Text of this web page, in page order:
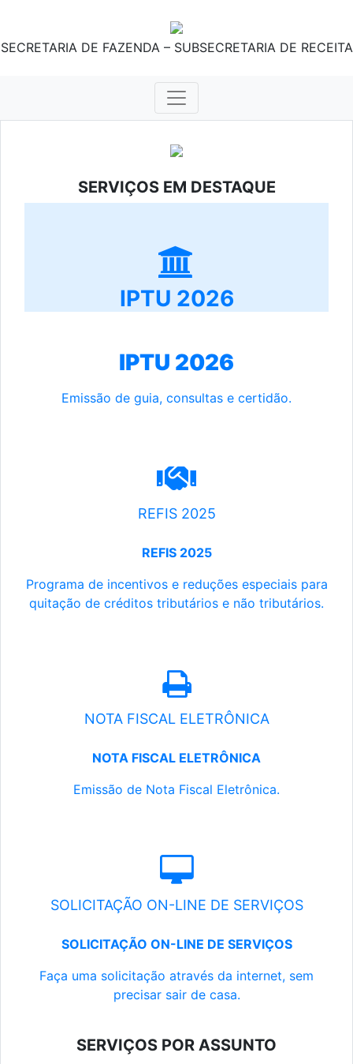
SECRETARIA DE FAZENDA – SUBSECRETARIA DE RECEITA
SERVIÇOS EM DESTAQUE
IPTU 2026
IPTU 2026
Emissão de guia, consultas e certidão.
REFIS 2025
REFIS 2025
Programa de incentivos e reduções especiais para
quitação de créditos tributários e não tributários.
NOTA FISCAL ELETRÔNICA
NOTA FISCAL ELETRÔNICA
Emissão de Nota Fiscal Eletrônica.
SOLICITAÇÃO ON-LINE DE SERVIÇOS
SOLICITAÇÃO ON-LINE DE SERVIÇOS
Faça uma solicitação através da internet, sem
precisar sair de casa.
SERVIÇOS POR ASSUNTO